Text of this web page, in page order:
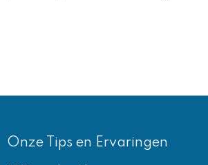
Onze Tips en Ervaringen